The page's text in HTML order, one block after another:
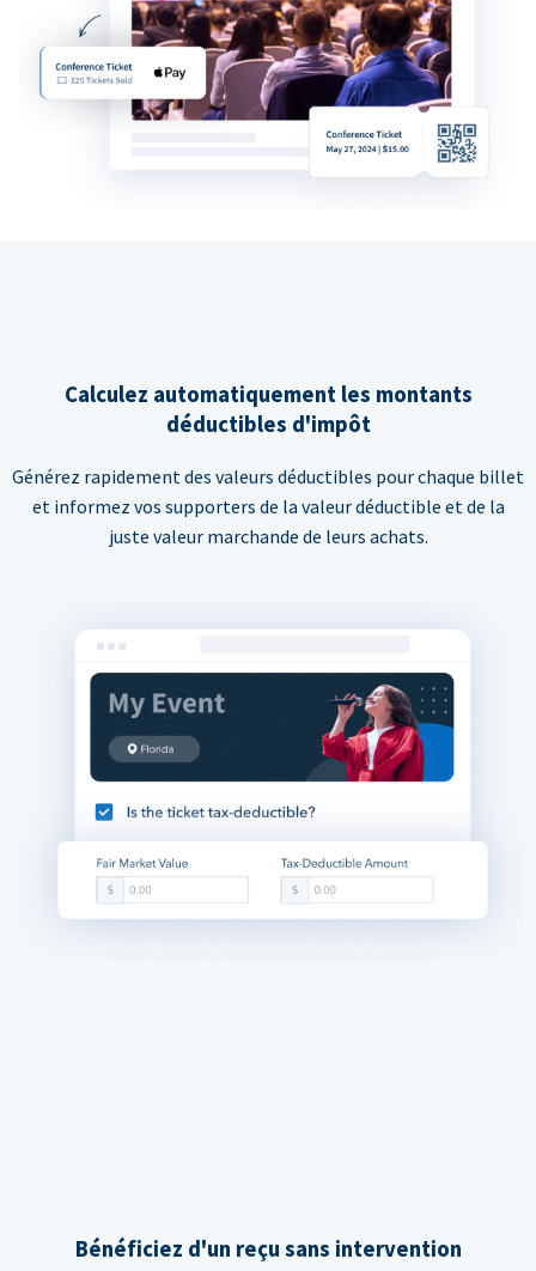
Calculez automatiquement les montants
déductibles d'impôt
Générez rapidement des valeurs déductibles pour chaque billet
et informez vos supporters de la valeur déductible et de la
juste valeur marchande de leurs achats.
Bénéficiez d'un reçu sans intervention